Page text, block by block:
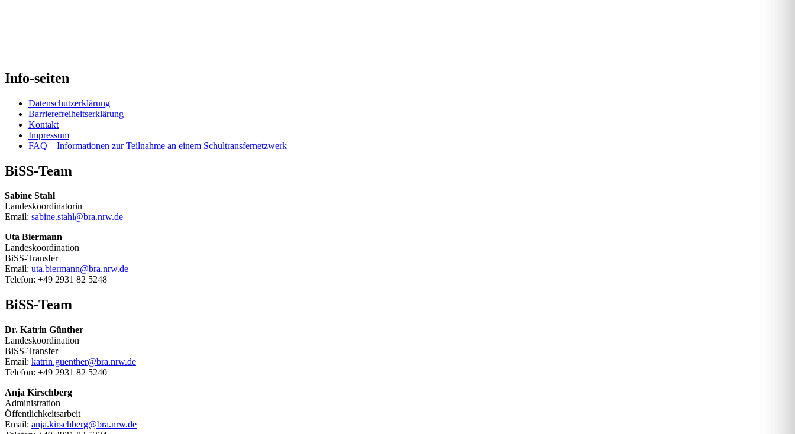
im
eigenen
Info-seiten
Datenschutzerklärung
Barrierefreiheitserklärung
Kontakt
Impressum
FAQ – Informationen zur Teilnahme an einem Schultransfernetzwerk
BiSS-Team
Sabine Stahl
Landeskoordinatorin
Email: sabine.stahl@bra.nrw.de
Uta Biermann
Landeskoordination
BiSS-Transfer
Email: uta.biermann@bra.nrw.de
Telefon: +49 2931 82 5248
BiSS-Team
Dr. Katrin Günther
Landeskoordination
BiSS-Transfer
Email: katrin.guenther@bra.nrw.de
Telefon: +49 2931 82 5240
Anja Kirschberg
Administration
Öffentlichkeitsarbeit
Email: anja.kirschberg@bra.nrw.de